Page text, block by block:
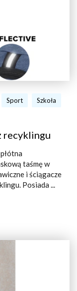
Sport
Szkoła
recyklingu
taśmę w
i ściągacze
Posiada ...